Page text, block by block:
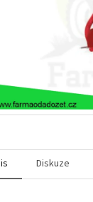
Diskuze